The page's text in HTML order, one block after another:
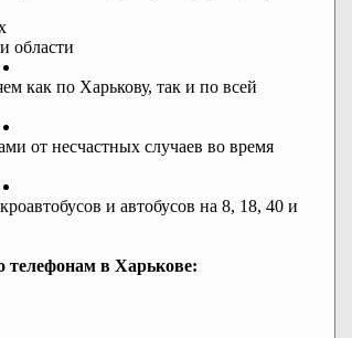
области
как по Харькову, так и по всей
от несчастных случаев во время
и автобусов на 8, 18, 40 и
телефонам в Харькове: